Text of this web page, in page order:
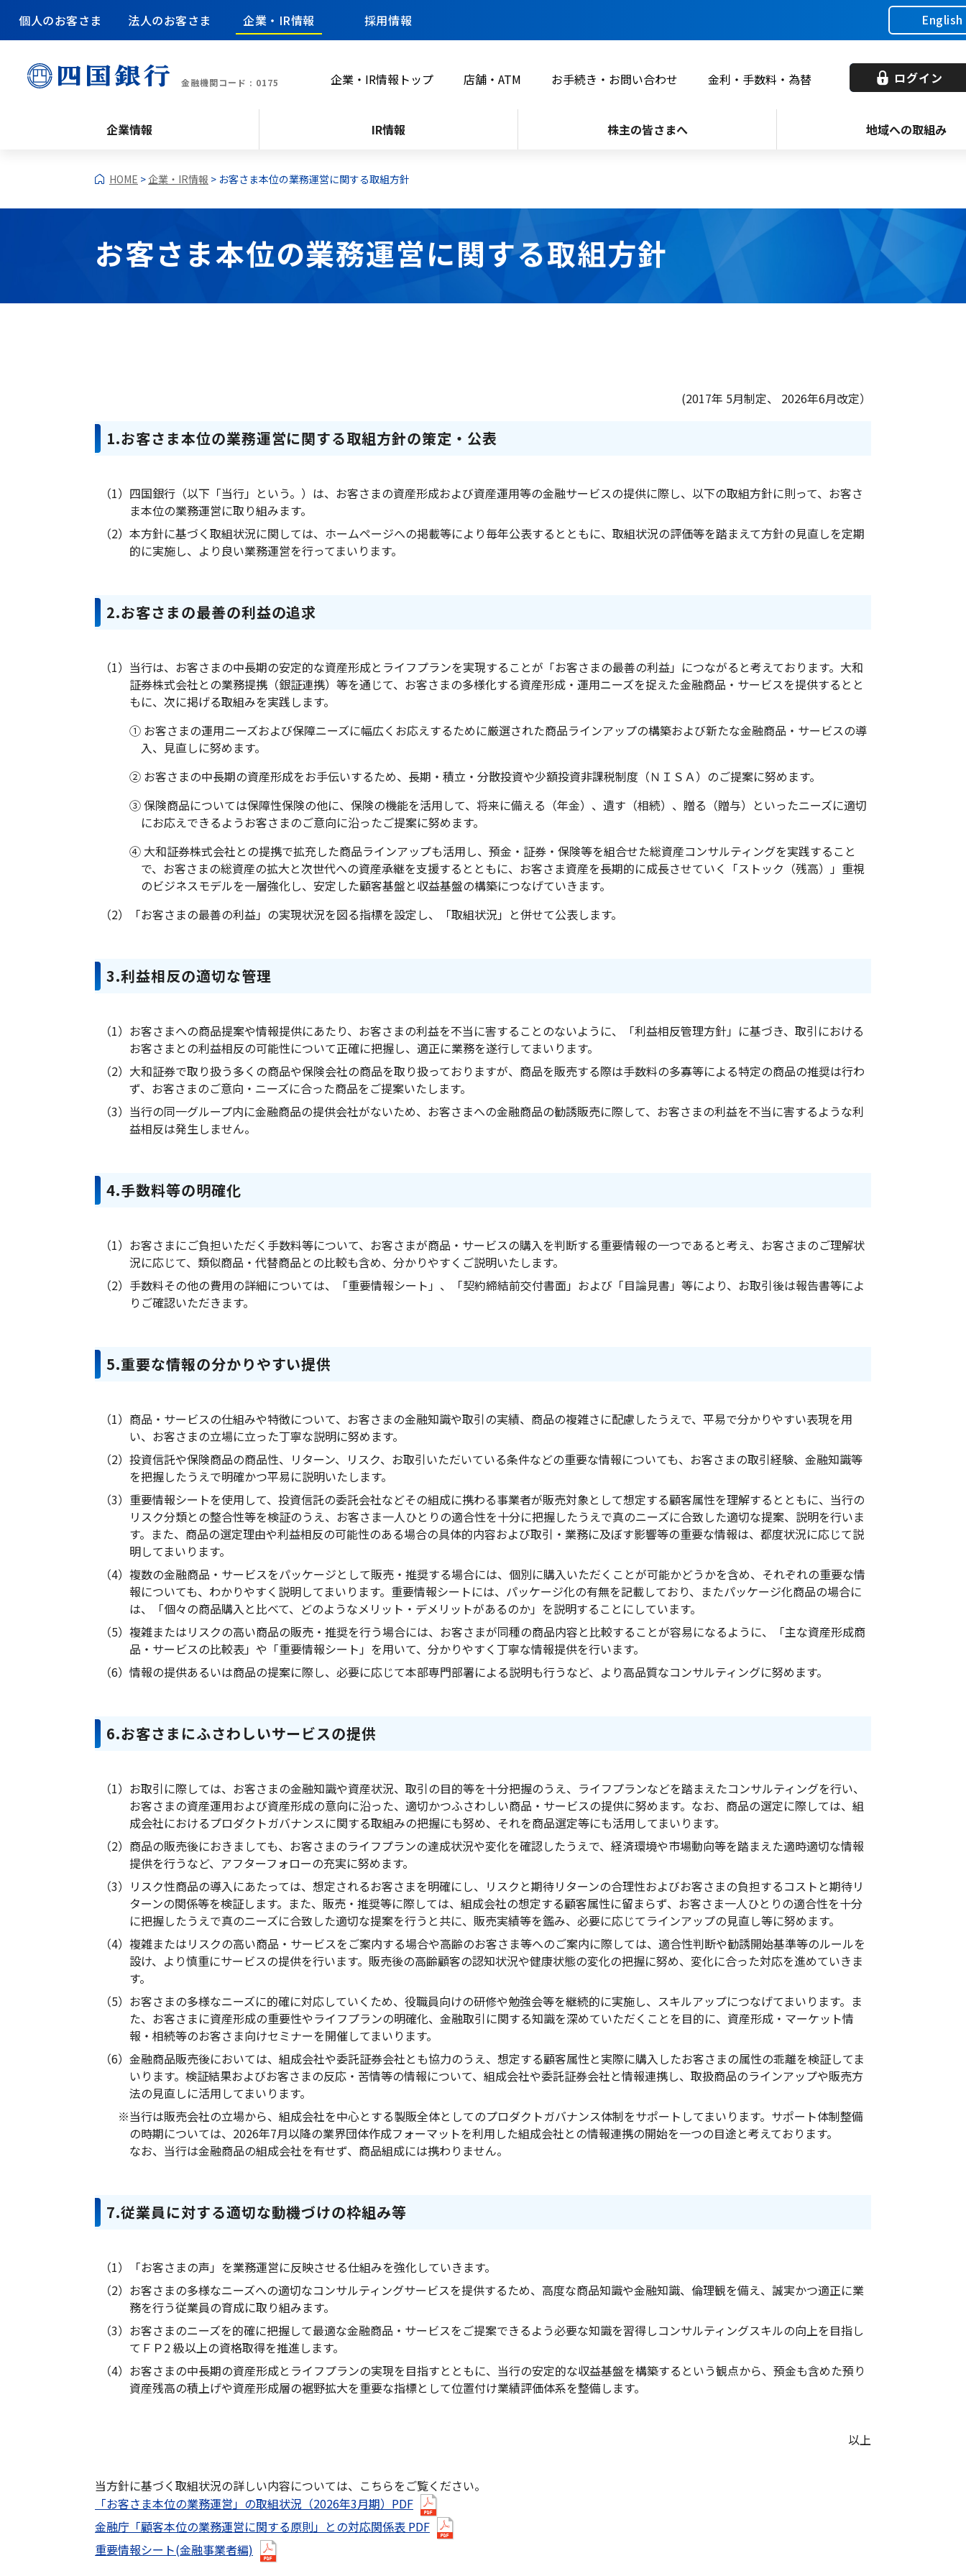
金融機関コード : 0175
個人のお客さま 法人のお客さま 企業・IR情報
企業・IR情報トップ 店舗・ATM お手続き・お問い合わせ 金利・手数料・為替
企業情報 IR情報 株主の皆さまへ 地域への取組み
採用情報 English
ログイン
HOME > 企業・IR情報 > お客さま本位の業務運営に関する取組方針
お客さま本位の業務運営に関する取組方針
(2017年 5月制定、 2026年6月改定）
1.お客さま本位の業務運営に関する取組方針の策定・公表
（1） 四国銀行（以下「当行」という。）は、お客さまの資産形成および資産運用等の金融サービスの提供に際し、以下の取組方針に則って、お客さ
ま本位の業務運営に取り組みます。
（2） 本方針に基づく取組状況に関しては、ホームページへの掲載等により毎年公表するとともに、取組状況の評価等を踏まえて方針の見直しを定期
的に実施し、より良い業務運営を行ってまいります。
2.お客さまの最善の利益の追求
（1） 当行は、お客さまの中長期の安定的な資産形成とライフプランを実現することが「お客さまの最善の利益」につながると考えております。大和
証券株式会社との業務提携（銀証連携）等を通じて、お客さまの多様化する資産形成・運用ニーズを捉えた金融商品・サービスを提供するとと
もに、次に掲げる取組みを実践します。
① お客さまの運用ニーズおよび保障ニーズに幅広くお応えするために厳選された商品ラインアップの構築および新たな金融商品・サービスの導
入、見直しに努めます。
② お客さまの中長期の資産形成をお手伝いするため、長期・積立・分散投資や少額投資非課税制度（ＮＩＳＡ）のご提案に努めます。
③ 保険商品については保障性保険の他に、保険の機能を活用して、将来に備える（年金）、遺す（相続）、贈る（贈与）といったニーズに適切
にお応えできるようお客さまのご意向に沿ったご提案に努めます。
④ 大和証券株式会社との提携で拡充した商品ラインアップも活用し、預金・証券・保険等を組合せた総資産コンサルティングを実践すること
で、お客さまの総資産の拡大と次世代への資産承継を支援するとともに、お客さま資産を長期的に成長させていく「ストック（残高）」重視
のビジネスモデルを一層強化し、安定した顧客基盤と収益基盤の構築につなげていきます。
（2）
「お客さまの最善の利益」の実現状況を図る指標を設定し、「取組状況」と併せて公表します。
3.利益相反の適切な管理
（1） お客さまへの商品提案や情報提供にあたり、お客さまの利益を不当に害することのないように、「利益相反管理方針」に基づき、取引における
お客さまとの利益相反の可能性について正確に把握し、適正に業務を遂行してまいります。
（2） 大和証券で取り扱う多くの商品や保険会社の商品を取り扱っておりますが、商品を販売する際は手数料の多寡等による特定の商品の推奨は行わ
ず、お客さまのご意向・ニーズに合った商品をご提案いたします。
（3） 当行の同一グループ内に金融商品の提供会社がないため、お客さまへの金融商品の勧誘販売に際して、お客さまの利益を不当に害するような利
益相反は発生しません。
4.手数料等の明確化
（1） お客さまにご負担いただく手数料等について、お客さまが商品・サービスの購入を判断する重要情報の一つであると考え、お客さまのご理解状
況に応じて、類似商品・代替商品との比較も含め、分かりやすくご説明いたします。
（2） 手数料その他の費用の詳細については、「重要情報シート」、「契約締結前交付書面」および「目論見書」等により、お取引後は報告書等によ
りご確認いただきます。
5.重要な情報の分かりやすい提供
（1） 商品・サービスの仕組みや特徴について、お客さまの金融知識や取引の実績、商品の複雑さに配慮したうえで、平易で分かりやすい表現を用
い、お客さまの立場に立った丁寧な説明に努めます。
（2） 投資信託や保険商品の商品性、リターン、リスク、お取引いただいている条件などの重要な情報についても、お客さまの取引経験、金融知識等
を把握したうえで明確かつ平易に説明いたします。
（3） 重要情報シートを使用して、投資信託の委託会社などその組成に携わる事業者が販売対象として想定する顧客属性を理解するとともに、当行の
リスク分類との整合性等を検証のうえ、お客さま一人ひとりの適合性を十分に把握したうえで真のニーズに合致した適切な提案、説明を行いま
す。また、商品の選定理由や利益相反の可能性のある場合の具体的内容および取引・業務に及ぼす影響等の重要な情報は、都度状況に応じて説
明してまいります。
（4） 複数の金融商品・サービスをパッケージとして販売・推奨する場合には、個別に購入いただくことが可能かどうかを含め、それぞれの重要な情
報についても、わかりやすく説明してまいります。重要情報シートには、パッケージ化の有無を記載しており、またパッケージ化商品の場合に
は、「個々の商品購入と比べて、どのようなメリット・デメリットがあるのか」を説明することにしています。
（5） 複雑またはリスクの高い商品の販売・推奨を行う場合には、お客さまが同種の商品内容と比較することが容易になるように、「主な資産形成商
品・サービスの比較表」や「重要情報シート」を用いて、分かりやすく丁寧な情報提供を行います。
（6） 情報の提供あるいは商品の提案に際し、必要に応じて本部専門部署による説明も行うなど、より高品質なコンサルティングに努めます。
6.お客さまにふさわしいサービスの提供
（1） お取引に際しては、お客さまの金融知識や資産状況、取引の目的等を十分把握のうえ、ライフプランなどを踏まえたコンサルティングを行い、
お客さまの資産運用および資産形成の意向に沿った、適切かつふさわしい商品・サービスの提供に努めます。なお、商品の選定に際しては、組
成会社におけるプロダクトガバナンスに関する取組みの把握にも努め、それを商品選定等にも活用してまいります。
（2） 商品の販売後におきましても、お客さまのライフプランの達成状況や変化を確認したうえで、経済環境や市場動向等を踏まえた適時適切な情報
提供を行うなど、アフターフォローの充実に努めます。
（3） リスク性商品の導入にあたっては、想定されるお客さまを明確にし、リスクと期待リターンの合理性およびお客さまの負担するコストと期待リ
ターンの関係等を検証します。また、販売・推奨等に際しては、組成会社の想定する顧客属性に留まらず、お客さま一人ひとりの適合性を十分
に把握したうえで真のニーズに合致した適切な提案を行うと共に、販売実績等を鑑み、必要に応じてラインアップの⾒直し等に努めます。
（4） 複雑またはリスクの高い商品・サービスをご案内する場合や高齢のお客さま等へのご案内に際しては、適合性判断や勧誘開始基準等のルールを
設け、より慎重にサービスの提供を行います。販売後の高齢顧客の認知状況や健康状態の変化の把握に努め、変化に合った対応を進めていきま
す。
（5） お客さまの多様なニーズに的確に対応していくため、役職員向けの研修や勉強会等を継続的に実施し、スキルアップにつなげてまいります。ま
た、お客さまに資産形成の重要性やライフプランの明確化、金融取引に関する知識を深めていただくことを目的に、資産形成・マーケット情
報・相続等のお客さま向けセミナーを開催してまいります。
（6） 金融商品販売後においては、組成会社や委託証券会社とも協力のうえ、想定する顧客属性と実際に購入したお客さまの属性の乖離を検証してま
いります。検証結果およびお客さまの反応・苦情等の情報について、組成会社や委託証券会社と情報連携し、取扱商品のラインアップや販売方
法の見直しに活用してまいります。
※当行は販売会社の立場から、組成会社を中心とする製販全体としてのプロダクトガバナンス体制をサポートしてまいります。サポート体制整備
の時期については、2026年7月以降の業界団体作成フォーマットを利用した組成会社との情報連携の開始を一つの目途と考えております。
なお、当行は金融商品の組成会社を有せず、商品組成には携わりません。
7.従業員に対する適切な動機づけの枠組み等
（1）
「お客さまの声」を業務運営に反映させる仕組みを強化していきます。
（2） お客さまの多様なニーズへの適切なコンサルティングサービスを提供するため、高度な商品知識や金融知識、倫理観を備え、誠実かつ適正に業
務を行う従業員の育成に取り組みます。
（3） お客さまのニーズを的確に把握して最適な金融商品・サービスをご提案できるよう必要な知識を習得しコンサルティングスキルの向上を目指し
てＦＰ2 級以上の資格取得を推進します。
（4） お客さまの中長期の資産形成とライフプランの実現を目指すとともに、当行の安定的な収益基盤を構築するという観点から、預金も含めた預り
資産残高の積上げや資産形成層の裾野拡大を重要な指標として位置付け業績評価体系を整備します。
以上
当方針に基づく取組状況の詳しい内容については、こちらをご覧ください。
「お客さま本位の業務運営」の取組状況（2026年3月期）PDF
金融庁「顧客本位の業務運営に関する原則」との対応関係表 PDF
重要情報シート(金融事業者編)